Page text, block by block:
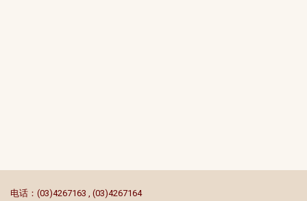
电话：(03)4267163 , (03)4267164